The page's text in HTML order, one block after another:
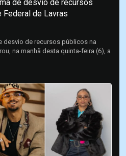
de desvio de recursos
Federal de Lavras
desvio de recursos públicos na
na manhã desta quinta-feira (6), a